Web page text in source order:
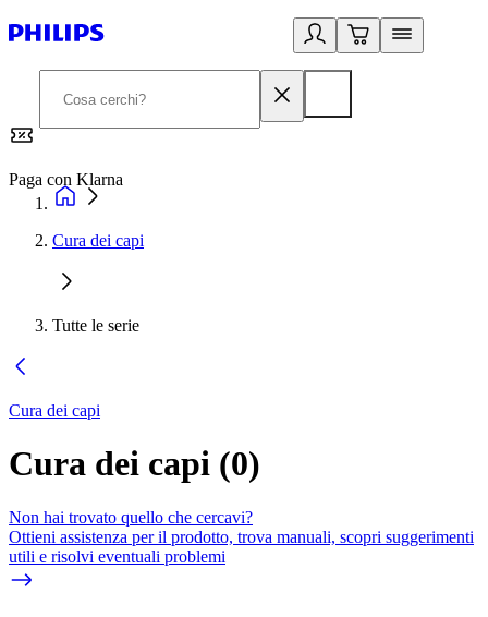
Paga con Klarna
Cura dei capi
Tutte le serie
Cura dei capi
Cura dei capi (0)
Non hai trovato quello che cercavi?
Ottieni assistenza per il prodotto, trova manuali, scopri suggerimenti
utili e risolvi eventuali problemi